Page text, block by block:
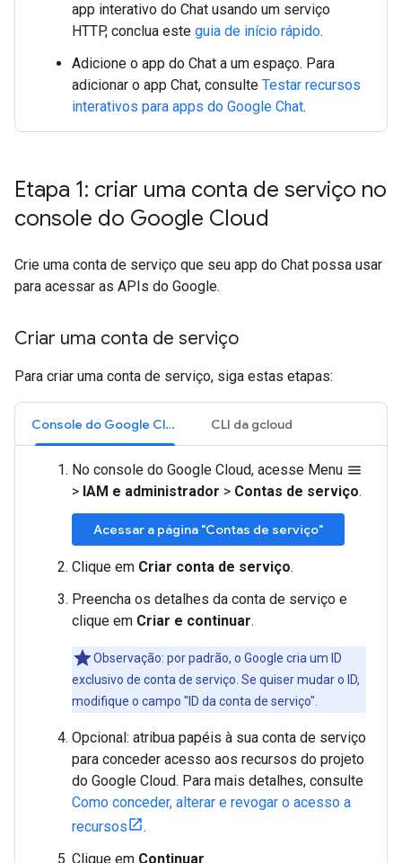
app interativo do Chat usando um serviço
HTTP, conclua este guia de início rápido.
Adicione o app do Chat a um espaço. Para
adicionar o app Chat, consulte Testar recursos
interativos para apps do Google Chat.
Etapa 1: criar uma conta de serviço no
console do Google Cloud
Crie uma conta de serviço que seu app do Chat possa usar
para acessar as APIs do Google.
Criar uma conta de serviço
Para criar uma conta de serviço, siga estas etapas:
Console do Google Cloud CLI da gcloud
No console do Google Cloud, acesse Menu menu
> IAM e administrador > Contas de serviço.
Acessar a página "Contas de serviço"
Clique em Criar conta de serviço.
Preencha os detalhes da conta de serviço e
clique em Criar e continuar.
Observação: por padrão, o Google cria um ID
exclusivo de conta de serviço. Se quiser mudar o ID,
modifique o campo "ID da conta de serviço".
Opcional: atribua papéis à sua conta de serviço
para conceder acesso aos recursos do projeto
do Google Cloud. Para mais detalhes, consulte
Como conceder, alterar e revogar o acesso a
recursos
.
Clique em Continuar.